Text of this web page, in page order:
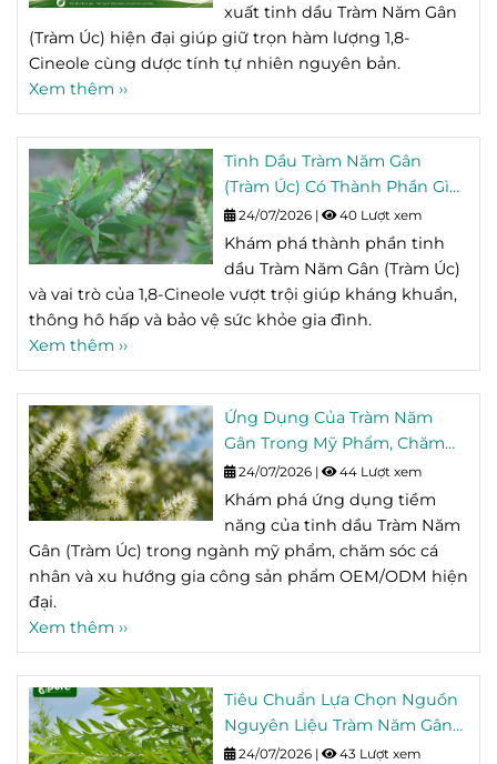
xuất tinh dầu Tràm Năm Gân
(Tràm Úc) hiện đại giúp giữ trọn hàm lượng 1,8-
Cineole cùng dược tính tự nhiên nguyên bản.
Xem thêm ››
Tinh Dầu Tràm Năm Gân
(Tràm Úc) Có Thành Phần Gì?
Tìm Hiểu Hoạt Chất 1,8-
Cineole
24/07/2026 | 40 Lượt xem
Khám phá thành phần tinh
dầu Tràm Năm Gân (Tràm Úc)
và vai trò của 1,8-Cineole vượt trội giúp kháng khuẩn,
thông hô hấp và bảo vệ sức khỏe gia đình.
Xem thêm ››
Ứng Dụng Của Tràm Năm
Gân Trong Mỹ Phẩm, Chăm
Sóc Cá Nhân Và OEM/ODM
24/07/2026 | 44 Lượt xem
Khám phá ứng dụng tiềm
năng của tinh dầu Tràm Năm
Gân (Tràm Úc) trong ngành mỹ phẩm, chăm sóc cá
nhân và xu hướng gia công sản phẩm OEM/ODM hiện
đại.
Xem thêm ››
Tiêu Chuẩn Lựa Chọn Nguồn
Nguyên Liệu Tràm Năm Gân
Chất Lượng Cho Sản Xuất
24/07/2026 | 43 Lượt xem